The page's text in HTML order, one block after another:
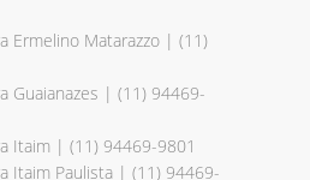
Ermelino Matarazzo | (11)
Guaianazes | (11) 94469-
Itaim | (11) 94469-9801
Itaim Paulista | (11) 94469-